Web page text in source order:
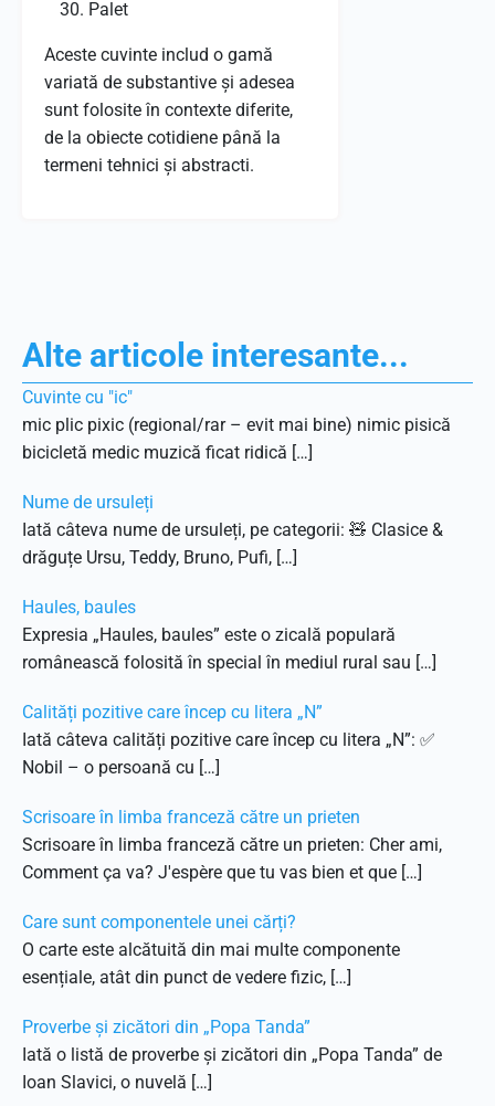
Palet
Aceste cuvinte includ o gamă
variată de substantive și adesea
sunt folosite în contexte diferite,
de la obiecte cotidiene până la
termeni tehnici și abstracti.
Alte articole interesante...
Cuvinte cu "ic"
mic plic pixic (regional/rar – evit mai bine) nimic pisică
bicicletă medic muzică ficat ridică […]
Nume de ursuleți
Iată câteva nume de ursuleți, pe categorii: 🧸 Clasice &
drăguțe Ursu, Teddy, Bruno, Pufi, […]
Haules, baules
Expresia „Haules, baules” este o zicală populară
românească folosită în special în mediul rural sau […]
Calități pozitive care încep cu litera „N”
Iată câteva calități pozitive care încep cu litera „N”: ✅
Nobil – o persoană cu […]
Scrisoare în limba franceză către un prieten
Scrisoare în limba franceză către un prieten: Cher ami,
Comment ça va? J'espère que tu vas bien et que […]
Care sunt componentele unei cărți?
O carte este alcătuită din mai multe componente
esențiale, atât din punct de vedere fizic, […]
Proverbe și zicători din „Popa Tanda”
Iată o listă de proverbe și zicători din „Popa Tanda” de
Ioan Slavici, o nuvelă […]